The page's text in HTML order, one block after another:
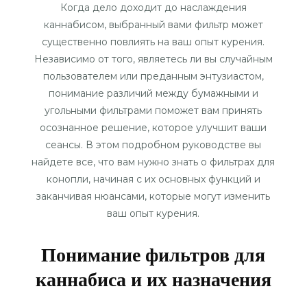
Когда дело доходит до наслаждения
каннабисом, выбранный вами фильтр может
существенно повлиять на ваш опыт курения.
Независимо от того, являетесь ли вы случайным
пользователем или преданным энтузиастом,
понимание различий между бумажными и
угольными фильтрами поможет вам принять
осознанное решение, которое улучшит ваши
сеансы. В этом подробном руководстве вы
найдете все, что вам нужно знать о фильтрах для
конопли, начиная с их основных функций и
заканчивая нюансами, которые могут изменить
ваш опыт курения.
Понимание фильтров для
каннабиса и их назначения